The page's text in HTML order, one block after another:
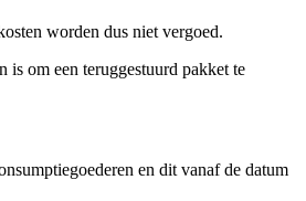
worden dus niet vergoed.
is om een teruggestuurd pakket te
en dit vanaf de datum